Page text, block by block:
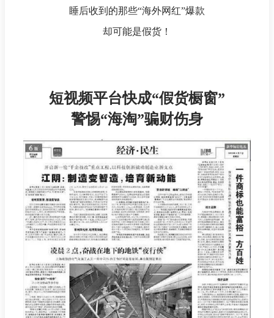
睡后收到的那些“海外网红”爆款
却可能是假货！
短视频平台快成“假货橱窗”
警惕“海淘”骗财伤身